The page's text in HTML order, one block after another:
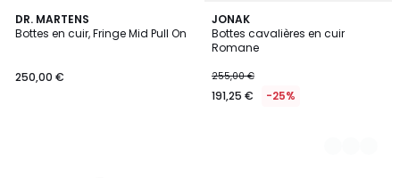
DR. MARTENS
Bottes en cuir, Fringe Mid Pull On
250,00 €
JONAK
Bottes cavalières en cuir
Romane
255,00 €
191,25 € -25%
2
Couleurs